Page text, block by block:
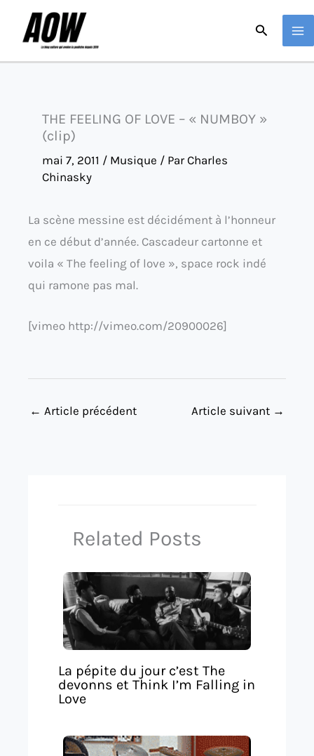
THE FEELING OF LOVE – « NUMBOY »
(clip)
mai 7, 2011 / Musique / ParCharles
Chinasky
La scène messine est décidément à l’honneur
en ce début d’année. Cascadeur cartonne et
voila « The feeling of love », space rock indé
qui ramone pas mal.
[vimeo http://vimeo.com/20900026]
← Article précédent Article suivant →
Related Posts
La pépite du jour c’est The
devonns et Think I’m Falling in
Love